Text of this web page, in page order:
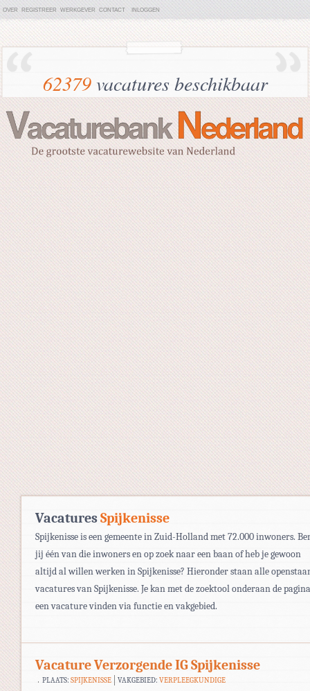
OVER REGISTREER WERKGEVER CONTACT INLOGGEN
62379vacatures beschikbaar
VacaturesSpijkenisse
Spijkenisse is een gemeente in Zuid-Holland met 72.000 inwoners.
jij één van die inwoners en op zoek naar een baan of heb je gewoon
altijd al willen werken in Spijkenisse? Hieronder staan alle
vacatures van Spijkenisse. Je kan met de zoektool onderaan de pagina
een vacature vinden via functie en vakgebied.
Vacature Verzorgende IG Spijkenisse
PLAATS: SPIJKENISSE VAKGEBIED:VERPLEEGKUNDIGE